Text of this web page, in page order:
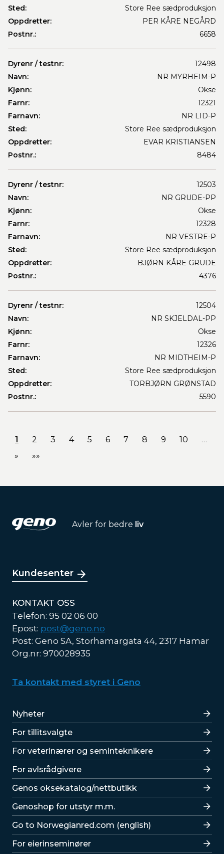
Sted:
Store Ree sædproduksjon
Oppdretter:
PER KÅRE NEGÅRD
Postnr.:
6658
Dyrenr / testnr:
12498
Navn:
NR MYRHEIM-P
Kjønn:
Okse
Farnr:
12321
Farnavn:
NR LID-P
Sted:
Store Ree sædproduksjon
Oppdretter:
EVAR KRISTIANSEN
Postnr.:
8484
Dyrenr / testnr:
12503
Navn:
NR GRUDE-PP
Kjønn:
Okse
Farnr:
12328
Farnavn:
NR VESTRE-P
Sted:
Store Ree sædproduksjon
Oppdretter:
BJØRN KÅRE GRUDE
Postnr.:
4376
Dyrenr / testnr:
12504
Navn:
NR SKJELDAL-PP
Kjønn:
Okse
Farnr:
12326
Farnavn:
NR MIDTHEIM-P
Sted:
Store Ree sædproduksjon
Oppdretter:
TORBJØRN GRØNSTAD
Postnr.:
5590
1 2 3 4 5 6 7 8 9 10
…
»
»»
Avler for bedre liv
Kundesenter
KONTAKT OSS
Telefon: 95 02 06 00
Epost: post@geno.no
Post: Geno SA, Storhamargata 44, 2317 Hamar
Org.nr: 970028935
Ta kontakt med styret i Geno
Lenker
Nyheter
For tillitsvalgte
For veterinærer og seminteknikere
For avlsrådgivere
Lenker
Genos oksekatalog/nettbutikk
Genoshop for utstyr m.m.
Go to Norwegianred.com (english)
For eierinseminører